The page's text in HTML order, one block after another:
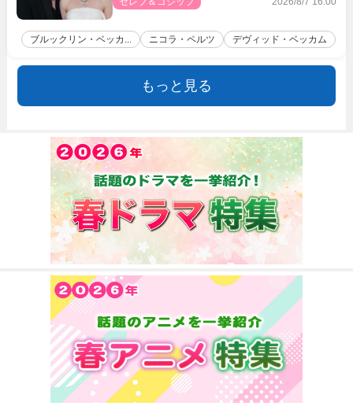
ブルックリン・ベッカ... ニコラ・ペルツ デヴィッド・ベッカム
もっと見る